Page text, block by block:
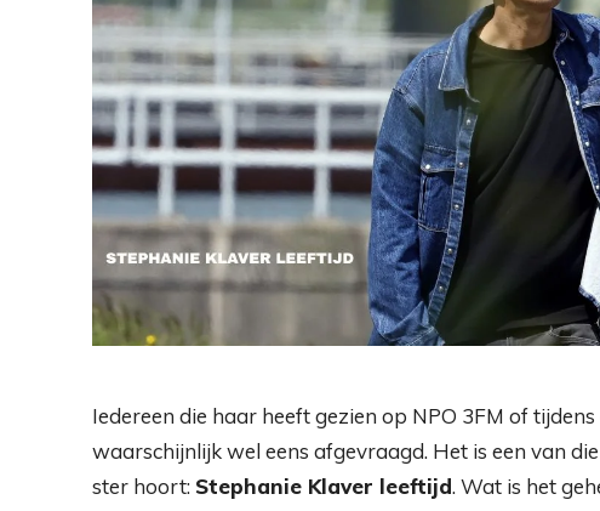
Iedereen die haar heeft gezien op NPO 3FM of
waarschijnlijk wel eens afgevraagd. Het is een van
ster hoort: Stephanie Klaver leeftijd. Wat is het